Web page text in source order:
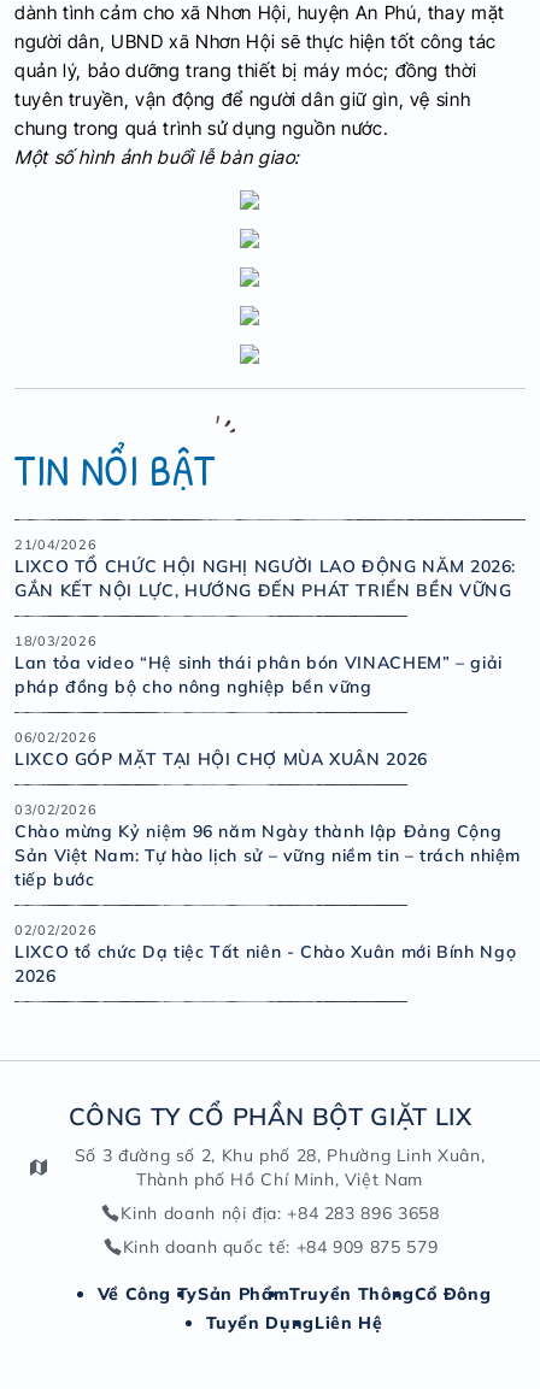
dành tình cảm cho xã Nhơn Hội, huyện An Phú, thay mặt
người dân, UBND xã Nhơn Hội sẽ thực hiện tốt công tác
quản lý, bảo dưỡng trang thiết bị máy móc; đồng thời
tuyên truyền, vận động để người dân giữ gìn, vệ sinh
chung trong quá trình sử dụng nguồn nước.
Một số hình ảnh buổi lễ bàn giao:
TIN NỔI BẬT
21/04/2026
LIXCO TỔ CHỨC HỘI NGHỊ NGƯỜI LAO ĐỘNG NĂM 2026:
GẮN KẾT NỘI LỰC, HƯỚNG ĐẾN PHÁT TRIỂN BỀN VỮNG
18/03/2026
Lan tỏa video “Hệ sinh thái phân bón VINACHEM” – giải
pháp đồng bộ cho nông nghiệp bền vững
06/02/2026
LIXCO GÓP MẶT TẠI HỘI CHỢ MÙA XUÂN 2026
03/02/2026
Chào mừng Kỷ niệm 96 năm Ngày thành lập Đảng Cộng
Sản Việt Nam: Tự hào lịch sử – vững niềm tin – trách nhiệm
tiếp bước
02/02/2026
LIXCO tổ chức Dạ tiệc Tất niên - Chào Xuân mới Bính Ngọ
2026
CÔNG TY CỔ PHẦN BỘT GIẶT LIX
Số 3 đường số 2, Khu phố 28, Phường Linh Xuân,
Thành phố Hồ Chí Minh, Việt Nam
Kinh doanh nội địa: +84 283 896 3658
Kinh doanh quốc tế: +84 909 875 579
Về Công TySản PhẩmTruyền ThôngCổ Đông
Tuyển DụngLiên Hệ